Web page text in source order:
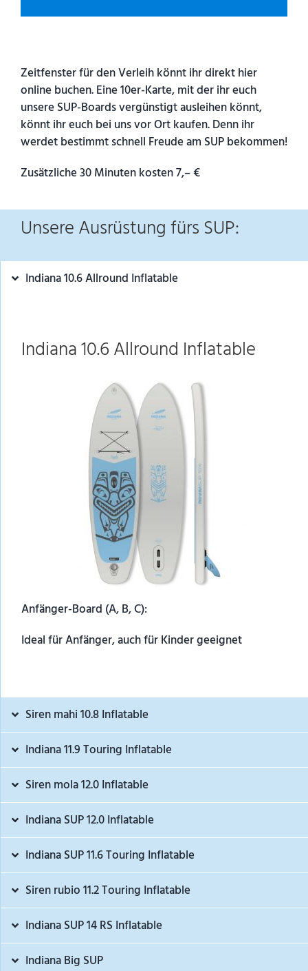
Zeitfenster für den Verleih könnt ihr direkt hier
online buchen. Eine 10er-Karte, mit der ihr euch
unsere SUP-Boards vergünstigt ausleihen könnt,
könnt ihr euch bei uns vor Ort kaufen. Denn ihr
werdet bestimmt schnell Freude am SUP bekommen!
Zusätzliche 30 Minuten kosten 7,– €
Unsere Ausrüstung fürs SUP:
Indiana 10.6 Allround Inflatable
Indiana 10.6 Allround Inflatable
Anfänger-Board (A, B, C):
Ideal für Anfänger, auch für Kinder geeignet
Siren mahi 10.8 Inflatable
Indiana 11.9 Touring Inflatable
Siren mola 12.0 Inflatable
Indiana SUP 12.0 Inflatable
Indiana SUP 11.6 Touring Inflatable
Siren rubio 11.2 Touring Inflatable
Indiana SUP 14 RS Inflatable
Indiana Big SUP